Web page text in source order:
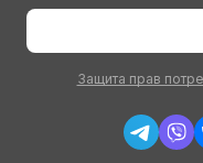
Защита прав